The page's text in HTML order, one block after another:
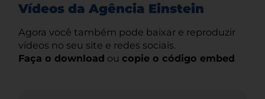
Vídeos da Agência Einstein
Agora você também pode baixar e reproduzir
vídeos no seu site e redes sociais.
Faça o download ou copie o código embed